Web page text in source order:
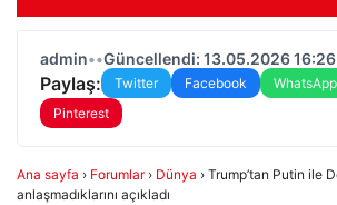
admin••Güncellendi: 13.05.2026 16:26
Paylaş: Twitter Facebook WhatsApp
Pinterest
Ana sayfa › Forumlar › Dünya › Trump’tan Putin ile
anlaşmadıklarını açıkladı